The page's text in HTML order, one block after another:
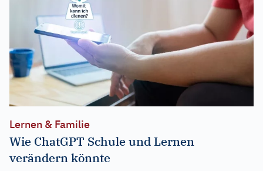
Lernen & Familie
Wie ChatGPT Schule und Lernen
verändern könnte